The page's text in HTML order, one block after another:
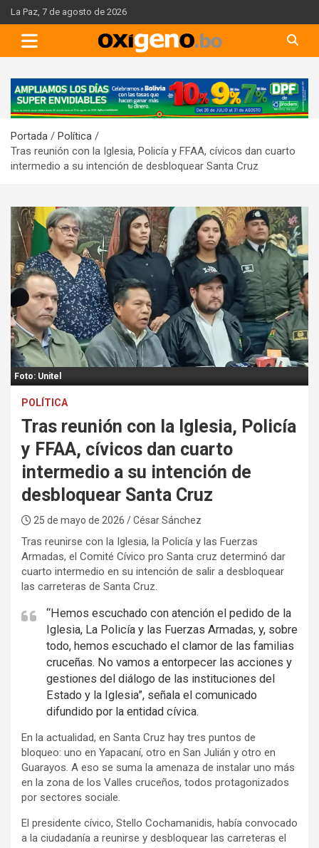
Skip
to
content
La Paz, 7 de agosto de 2026
A
d
e
r
t
s
e
m
e
n
t
:
Portada
Política
Tras reunión con la Iglesia, Policía y FFAA, cívicos dan cuarto
intermedio a su intención de desbloquear Santa Cruz
Foto: Unitel
POLÍTICA
Tras reunión con la Iglesia, Policía
y FFAA, cívicos dan cuarto
intermedio a su intención de
desbloquear Santa Cruz
25 de mayo de 2026 / César Sánchez
Tras reunirse con la Iglesia, la Policía y las Fuerzas
Armadas, el Comité Cívico pro Santa cruz determinó dar
cuarto intermedio en su intención de salir a desbloquear
las carreteras de Santa Cruz.
“Hemos escuchado con atención el pedido de la
Iglesia, La Policía y las Fuerzas Armadas, y, sobre
todo, hemos escuchado el clamor de las familias
cruceñas. No vamos a entorpecer las acciones y
gestiones del diálogo de las instituciones del
Estado y la Iglesia”, señala el comunicado
difundido por la entidad cívica.
En la actualidad, en Santa Cruz hay tres puntos de
bloqueo: uno en Yapacaní, otro en San Julián y otro en
Guarayos. A eso se suma la amenaza de instalar uno más
en la zona de los Valles cruceños, todos protagonizados
por sectores sociale.
El presidente cívico, Stello Cochamanidis, había convocado
a la ciudadanía a reunirse y desbloquear las carreteras el